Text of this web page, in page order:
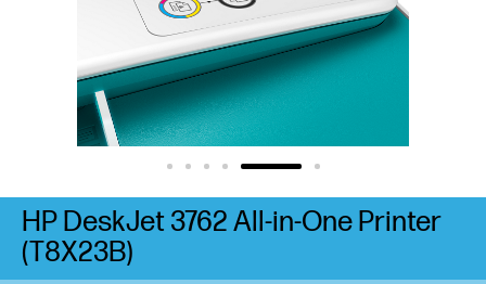
HP DeskJet 3762 All-in-One Printer
(T8X23B)